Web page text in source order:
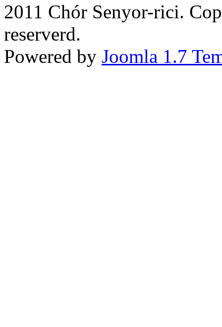
2011 Chór Senyor-rici.
reserverd.
Powered by Joomla 1.7